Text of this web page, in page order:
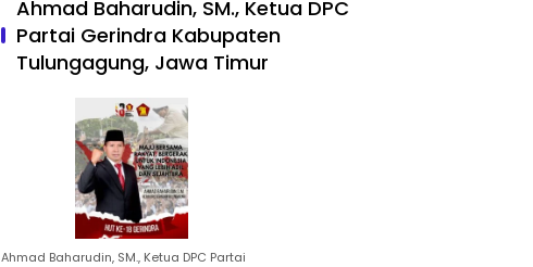
Ahmad Baharudin, SM., Ketua DPC
Partai Gerindra Kabupaten
Tulungagung, Jawa Timur
Ahmad Baharudin, SM., Ketua DPC Partai